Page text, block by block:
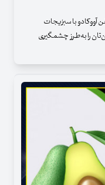
آووکادو با سبزیجات
را به‌طرز چشمگیری